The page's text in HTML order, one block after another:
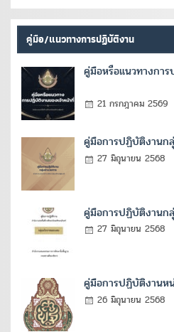
คู่มือ/แนวทางการปฏิบัติงาน
คู่มือหรือแนวทางกา
21 กรกฎาคม 2569
คู่มือการปฏิบัติงานก
27 มิถุนายน 2568
คู่มือการปฏิบัติงานก
27 มิถุนายน 2568
คู่มือการปฏิบัติงานห
26 มิถุนายน 2568